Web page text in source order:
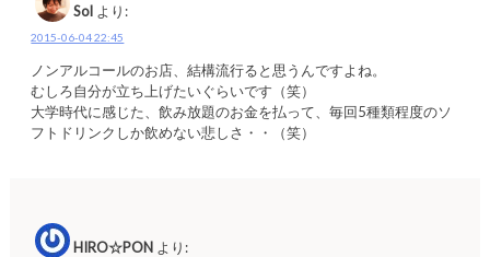
Sol より:
2015-06-04 22:45
ノンアルコールのお店、結構流行ると思うんですよね。
むしろ自分が立ち上げたいぐらいです（笑）
大学時代に感じた、飲み放題のお金を払って、毎回5種類程度のソ
フトドリンクしか飲めない悲しさ・・（笑）
HIRO☆PON より: